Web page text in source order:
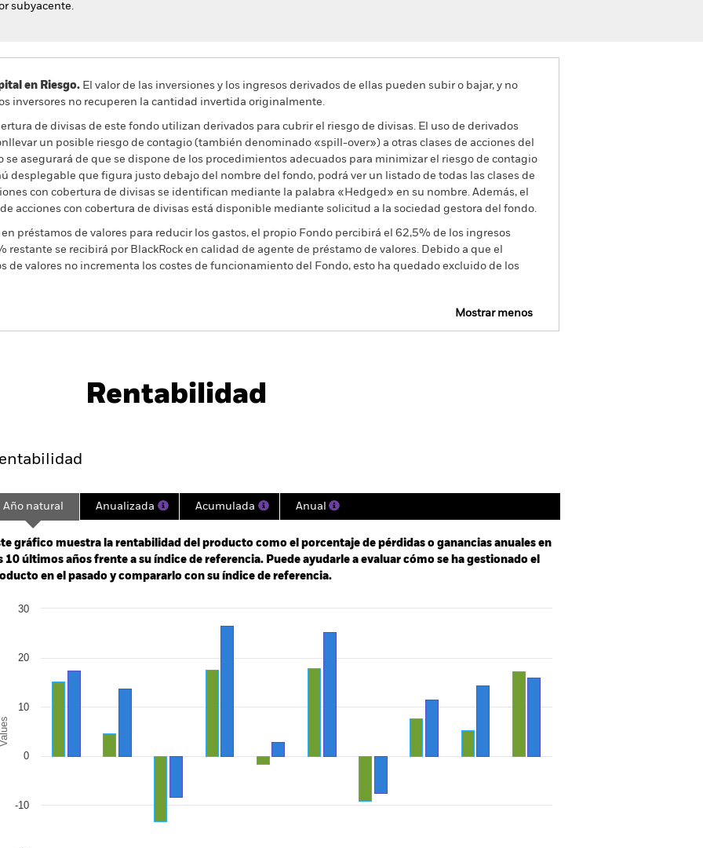
subyacente.
en Riesgo. El valor de las inversiones y los ingresos derivados de ellas pueden subir o bajar, y no
inversores no recuperen la cantidad invertida originalmente.
de divisas de este fondo utilizan derivados para cubrir el riesgo de divisas. El uso de derivados
un posible riesgo de contagio (también denominado «spill-over») a otras clases de acciones del
se asegurará de que se dispone de los procedimientos adecuados para minimizar el riesgo de contagio
desplegable que figura justo debajo del nombre del fondo, podrá ver un listado de todas las clases de
con cobertura de divisas se identifican mediante la palabra «Hedged» en su nombre. Además, el
acciones con cobertura de divisas está disponible mediante solicitud a la sociedad gestora del fondo.
préstamos de valores para reducir los gastos, el propio Fondo percibirá el 62,5% de los ingresos
restante se recibirá por BlackRock en calidad de agente de préstamo de valores. Debido a que el
de valores no incrementa los costes de funcionamiento del Fondo, esto ha quedado excluido de los
Mostrar menos
Datos clave Gestores del fondo
Rentabilidad
2004-10-01 00:00:00 to 2026-07-31 00:00:00.
-160 to 320.
Año natural Anualizada Acumulada Anual
gráfico muestra la rentabilidad del producto como el porcentaje de pérdidas o ganancias anuales en
10 últimos años frente a su índice de referencia. Puede ayudarle a evaluar cómo se ha gestionado el
en el pasado y compararlo con su índice de referencia.
chart with 2 data series.
Values
-10
0
10
20
30